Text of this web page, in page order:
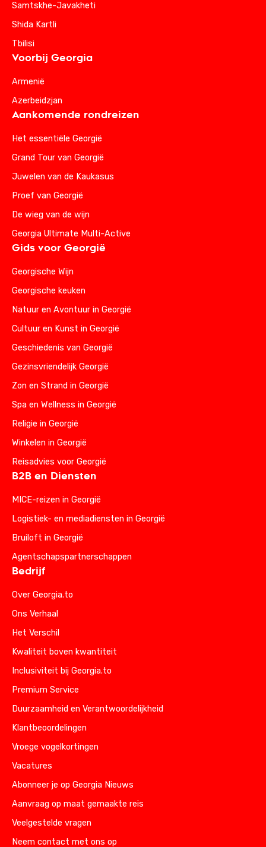
Samtskhe-Javakheti
Shida Kartli
Tbilisi
Voorbij Georgia
Armenië
Azerbeidzjan
Aankomende rondreizen
Het essentiële Georgië
Grand Tour van Georgië
Juwelen van de Kaukasus
Proef van Georgië
De wieg van de wijn
Georgia Ultimate Multi-Active
Gids voor Georgië
Georgische Wijn
Georgische keuken
Natuur en Avontuur in Georgië
Cultuur en Kunst in Georgië
Geschiedenis van Georgië
Gezinsvriendelijk Georgië
Zon en Strand in Georgië
Spa en Wellness in Georgië
Religie in Georgië
Winkelen in Georgië
Reisadvies voor Georgië
B2B en Diensten
MICE-reizen in Georgië
Logistiek- en mediadiensten in Georgië
Bruiloft in Georgië
Agentschapspartnerschappen
Bedrijf
Over Georgia.to
Ons Verhaal
Het Verschil
Kwaliteit boven kwantiteit
Inclusiviteit bij Georgia.to
Premium Service
Duurzaamheid en Verantwoordelijkheid
Klantbeoordelingen
Vroege vogelkortingen
Vacatures
Abonneer je op Georgia Nieuws
Aanvraag op maat gemaakte reis
Veelgestelde vragen
Neem contact met ons op